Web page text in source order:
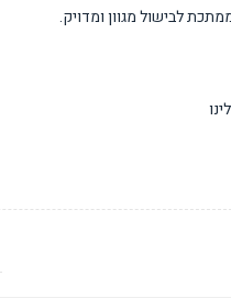
לבישול מגוון ומדויק.